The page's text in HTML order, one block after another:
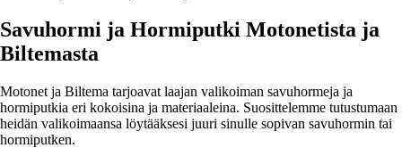
Savuhormi ja Hormiputki Motonetista ja
Biltemasta
Motonet ja Biltema tarjoavat laajan valikoiman savuhormeja ja
hormiputkia eri kokoisina ja materiaaleina. Suosittelemme tutustumaan
heidän valikoimaansa löytääksesi juuri sinulle sopivan savuhormin tai
hormiputken.